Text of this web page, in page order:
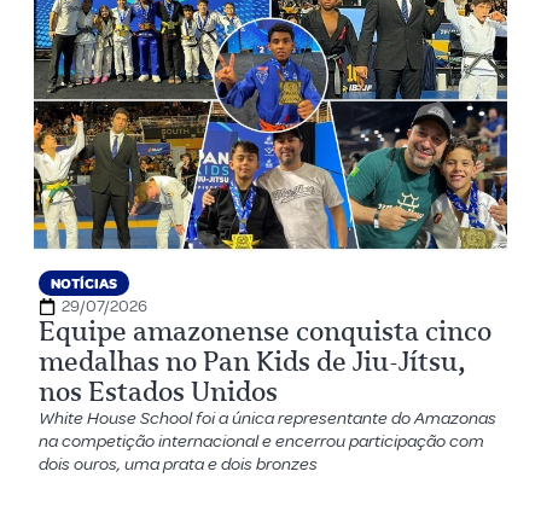
NOTÍCIAS
29/07/2026
Equipe amazonense conquista cinco
medalhas no Pan Kids de Jiu-Jítsu,
nos Estados Unidos
White House School foi a única representante do Amazonas
na competição internacional e encerrou participação com
dois ouros, uma prata e dois bronzes